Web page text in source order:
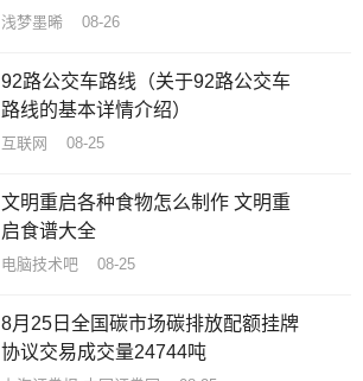
浅梦墨晞 08-26
92路公交车路线（关于92路公交车
路线的基本详情介绍）
互联网 08-25
文明重启各种食物怎么制作 文明重
启食谱大全
电脑技术吧 08-25
8月25日全国碳市场碳排放配额挂牌
协议交易成交量24744吨